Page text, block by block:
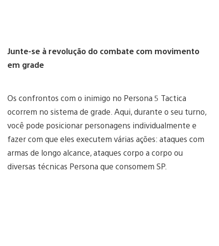
Junte-se à revolução do combate com movimento
em grade
Os confrontos com o inimigo no Persona 5 Tactica
ocorrem no sistema de grade. Aqui, durante o seu turno,
você pode posicionar personagens individualmente e
fazer com que eles executem várias ações: ataques com
armas de longo alcance, ataques corpo a corpo ou
diversas técnicas Persona que consomem SP.